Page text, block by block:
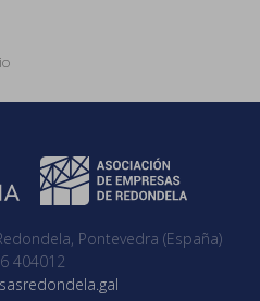
Pontevedra (España)
404012